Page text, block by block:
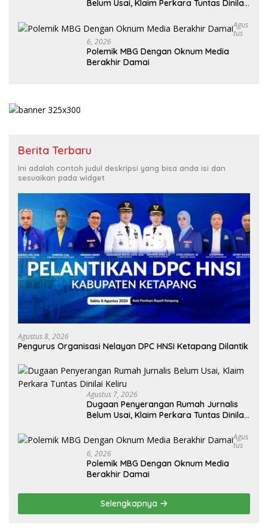
Belum Usai, Klaim Perkara Tuntas Dinilai
Agus
Tus
6, 2026
Polemik MBG Dengan Oknum Media
Berakhir Damai
Berita Terbaru
Ini adalah contoh judul deskripsi yang bisa anda isi dan
sesuaikan pada widget
Agustus 8, 2026
Pengurus Organisasi Nelayan DPC HNSI Ketapang Dilantik
Agustus 7, 2026
Dugaan Penyerangan Rumah Jurnalis
Belum Usai, Klaim Perkara Tuntas Dinilai
Agus
Tus
6, 2026
Polemik MBG Dengan Oknum Media
Berakhir Damai
Selengkapnya